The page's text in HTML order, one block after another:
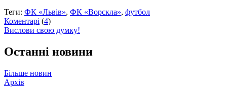
Теги: ФК «Львів», ФК «Ворскла», футбол
Коментарі (4)
Вислови свою думку!
Останні новини
Більше новин
Архів